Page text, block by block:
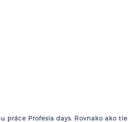
práce Profesia days. Rovnako ako tie